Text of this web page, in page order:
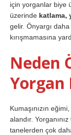
için yorganlar biye
üzerinde katlama,
gelir. Önyargı
kırışmamasına
Neden
Yorgan
Kumaşınızın
alandır.
tanelerden çok